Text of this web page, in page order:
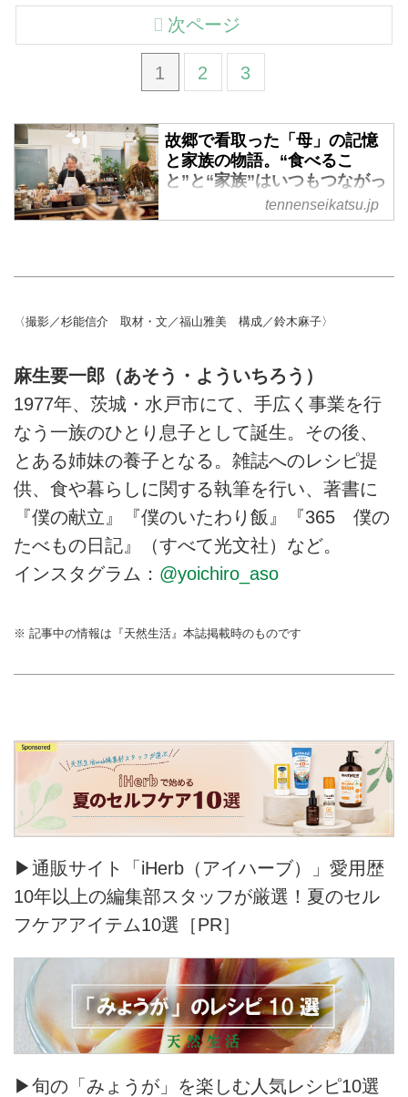
1 2 3
次ページ
故郷で看取った「母」の記憶
と家族の物語。“食べるこ
と”と“家族”はいつもつながっ
ていた／料理家・麻生要一郎
さん - 天然生活web
族です。料理家・麻生要一郎さん
を聞きました。麻生さんの家族の
年表、印象的な家族の“言葉集”も
紹介します。 （『天然生活』
2024年9月号掲載）
tennenseikatsu.jp
〈撮影／杉能信介 取材・文／福山雅美 構成／鈴木麻子〉
麻生要一郎（あそう・よういちろう）
1977年、茨城・水戸市にて、手広く事業を行
なう一族のひとり息子として誕生。その後、
とある姉妹の養子となる。雑誌へのレシピ提
供、食や暮らしに関する執筆を行い、著書に
『僕の献立』『僕のいたわり飯』『365 僕の
たべもの日記』（すべて光文社）など。
インスタグラム： @yoichiro_aso
※ 記事中の情報は『天然生活』本誌掲載時のものです
▶通販サイト「iHerb（アイハーブ）」愛用歴
10年以上の編集部スタッフが厳選！夏のセル
フケアアイテム10選［PR］
▶旬の「みょうが」を楽しむ人気レシピ10選